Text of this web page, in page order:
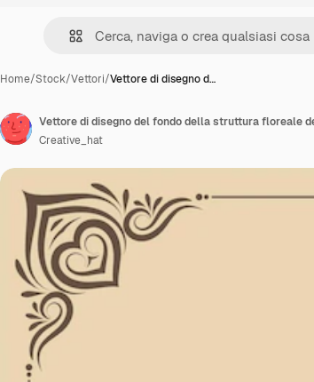
Home/Stock/Vettori/Vettore di disegno d…
Vettore di disegno del fondo della struttura floreale
Creative_hat